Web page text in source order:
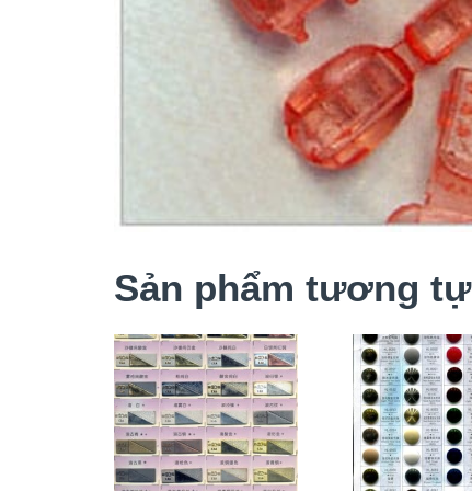
Sản phẩm tương tự